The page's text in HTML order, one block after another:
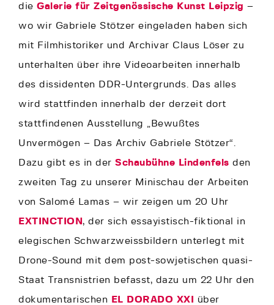
die Galerie für Zeitgenössische Kunst Leipzig –
wo wir Gabriele Stötzer eingeladen haben sich
mit Filmhistoriker und Archivar Claus Löser zu
unterhalten über ihre Videoarbeiten innerhalb
des dissidenten DDR-Untergrunds. Das alles
wird stattfinden innerhalb der derzeit dort
stattfindenen Ausstellung „Bewußtes
Unvermögen – Das Archiv Gabriele Stötzer“.
Dazu gibt es in der Schaubühne Lindenfels den
zweiten Tag zu unserer Minischau der Arbeiten
von Salomé Lamas – wir zeigen um 20 Uhr
EXTINCTION, der sich essayistisch-fiktional in
elegischen Schwarzweissbildern unterlegt mit
Drone-Sound mit dem post-sowjetischen quasi-
Staat Transnistrien befasst, dazu um 22 Uhr den
dokumentarischen
EL DORADO XXI
über